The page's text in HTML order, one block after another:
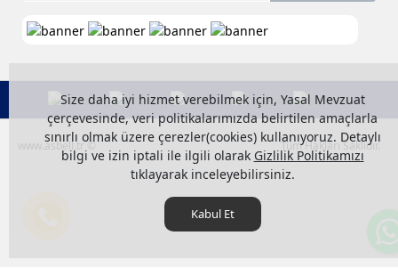
Size daha iyi hizmet verebilmek için, Yasal Mevzuat
çerçevesinde, veri politikalarımızda belirtilen amaçlarla
sınırlı olmak üzere çerezler(cookies) kullanıyoruz. Detaylı
bilgi ve izin iptali ile ilgili olarak Gizlilik Politikamızı
tıklayarak inceleyebilirsiniz.
Kabul Et
www.asbell.tr © Tüm Hakları Saklıdır.